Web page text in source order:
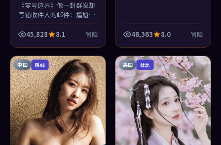
《零号边界》像一封群发却
写错收件人的邮件：尴尬、
好笑、又有点心酸。纪录片
里少见的幽默不是段子，是
45,828 8.1 冒险 46,363 8.0 冒险
中国 院线 美国 杜比